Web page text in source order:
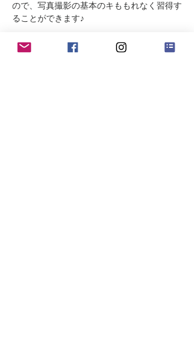
ので、写真撮影の基本のキももれなく習得す
ることができます♪
編集加工編では、アプリを使って写真をさら
に素敵にするための編集加工と文字入力の仕